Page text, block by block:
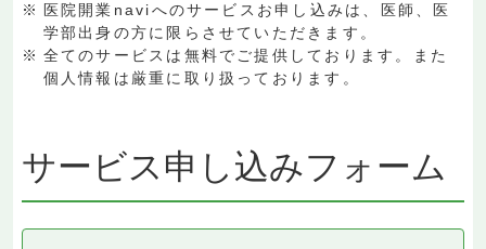
医院開業naviへのサービスお申し込みは、医師、医
学部出身の方に限らさせていただきます。
全てのサービスは無料でご提供しております。また
個人情報は厳重に取り扱っております。
サービス申し込みフォーム